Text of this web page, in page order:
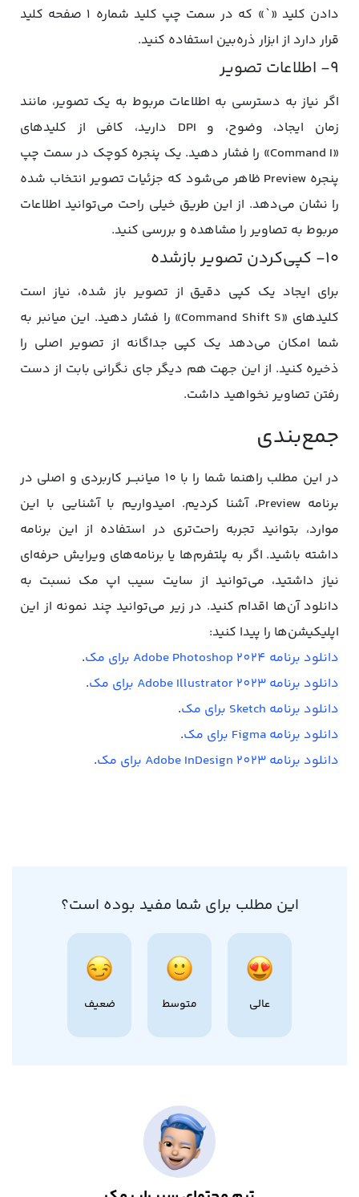
دادن کلید «`» که در سمت چپ کلید شماره ۱ صفحه کلید
قرار دارد از ابزار ذره‌بین استفاده کنید.
۹- اطلاعات تصویر
اگر نیاز به دسترسی به اطلاعات مربوط به یک تصویر، مانند
زمان ایجاد، وضوح، و DPI دارید، کافی از کلیدهای
«Command I» را فشار دهید. یک پنجره کوچک در سمت چپ
پنجره Preview ظاهر می‌شود که جزئیات تصویر انتخاب شده
را نشان می‌دهد. از این طریق خیلی راحت می‌توانید اطلاعات
مربوط به تصاویر را مشاهده و بررسی کنید.
۱۰- کپی‌کردن تصویر بازشده
برای ایجاد یک کپی دقیق از تصویر باز شده، نیاز است
کلیدهای «Command Shift S» را فشار دهید. این میانبر به
شما امکان می‌دهد یک کپی جداگانه از تصویر اصلی را
ذخیره کنید. از این جهت هم دیگر جای نگرانی بابت از دست
رفتن تصاویر نخواهید داشت.
جمع‌بندی
در این مطلب راهنما شما را با ۱۰ میانبـــر کاربردی و اصلی در
برنامه Preview، آشنا کردیم. امیدواریم با آشنایی با این
موارد، بتوانید تجربه راحت‌تری در استفاده از این برنامه
داشته باشید. اگر به پلتفرم‌ها یا برنامه‌های ویرایش حرفه‌ای
نیاز داشتید، می‌توانید از سایت سیب اپ مک نسبت به
دانلود آن‌ها اقدام کنید. در زیر می‌توانید چند نمونه از این
اپلیکیشن‌ها را پیدا کنید:
دانلود برنامه Adobe Photoshop 2024 برای مک
.
دانلود برنامه Adobe Illustrator 2023 برای مک
.
دانلود برنامه Sketch برای مک
.
دانلود برنامه Figma برای مک
.
دانلود برنامه Adobe InDesign 2023 برای مک
.
این مطلب برای شما مفید بوده است؟
عالی متوسط ضعیف